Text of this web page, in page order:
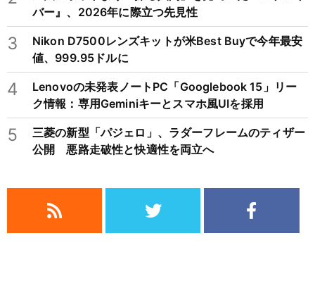
バー』、2026年に際立つ先見性
3
Nikon D7500レンズキットが米Best Buyで今年最安
値、999.95ドルに
4
Lenovoの未発表ノートPC「Googlebook 15」リー
ク情報：専用Geminiキーとスマホ風UIを採用
5
三菱の新型「パジェロ」、ラダーフレームのティザー
公開 悪路走破性と快適性を両立へ